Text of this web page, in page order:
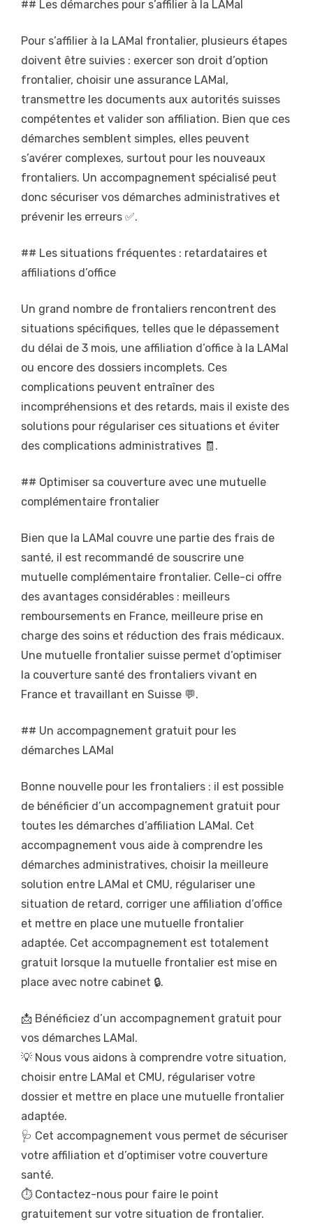
## Les démarches pour s’affilier à la LAMal
Pour s’affilier à la LAMal frontalier, plusieurs étapes
doivent être suivies : exercer son droit d’option
frontalier, choisir une assurance LAMal,
transmettre les documents aux autorités suisses
compétentes et valider son affiliation. Bien que ces
démarches semblent simples, elles peuvent
s’avérer complexes, surtout pour les nouveaux
frontaliers. Un accompagnement spécialisé peut
donc sécuriser vos démarches administratives et
prévenir les erreurs ✅.
## Les situations fréquentes : retardataires et
affiliations d’office
Un grand nombre de frontaliers rencontrent des
situations spécifiques, telles que le dépassement
du délai de 3 mois, une affiliation d’office à la LAMal
ou encore des dossiers incomplets. Ces
complications peuvent entraîner des
incompréhensions et des retards, mais il existe des
solutions pour régulariser ces situations et éviter
des complications administratives 🧾.
## Optimiser sa couverture avec une mutuelle
complémentaire frontalier
Bien que la LAMal couvre une partie des frais de
santé, il est recommandé de souscrire une
mutuelle complémentaire frontalier. Celle-ci offre
des avantages considérables : meilleurs
remboursements en France, meilleure prise en
charge des soins et réduction des frais médicaux.
Une mutuelle frontalier suisse permet d’optimiser
la couverture santé des frontaliers vivant en
France et travaillant en Suisse 💬.
## Un accompagnement gratuit pour les
démarches LAMal
Bonne nouvelle pour les frontaliers : il est possible
de bénéficier d’un accompagnement gratuit pour
toutes les démarches d’affiliation LAMal. Cet
accompagnement vous aide à comprendre les
démarches administratives, choisir la meilleure
solution entre LAMal et CMU, régulariser une
situation de retard, corriger une affiliation d’office
et mettre en place une mutuelle frontalier
adaptée. Cet accompagnement est totalement
gratuit lorsque la mutuelle frontalier est mise en
place avec notre cabinet 🔒.
📩 Bénéficiez d’un accompagnement gratuit pour
vos démarches LAMal.
💡 Nous vous aidons à comprendre votre situation,
choisir entre LAMal et CMU, régulariser votre
dossier et mettre en place une mutuelle frontalier
adaptée.
🩺 Cet accompagnement vous permet de sécuriser
votre affiliation et d’optimiser votre couverture
santé.
⏱️ Contactez-nous pour faire le point
gratuitement sur votre situation de frontalier.